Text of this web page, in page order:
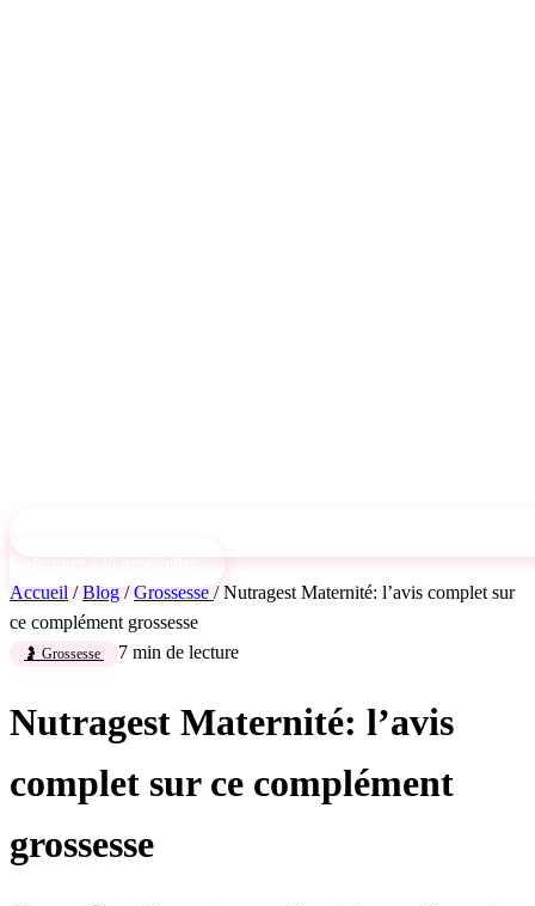
S'abonner à la newsletter
Accueil / Blog / Grossesse / Nutragest Maternité: l’avis complet sur
ce complément grossesse
🤰 Grossesse 7 min de lecture
Nutragest Maternité: l’avis
complet sur ce complément
grossesse